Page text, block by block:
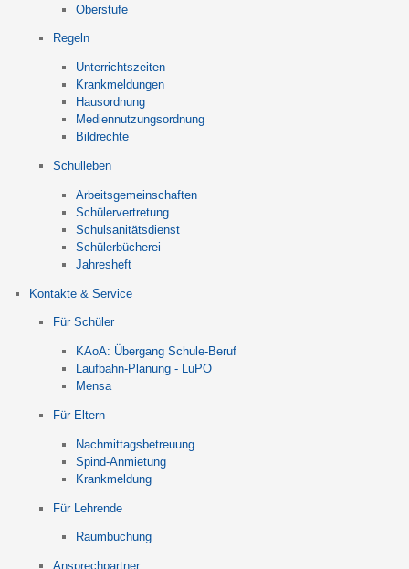
Oberstufe
Regeln
Unterrichtszeiten
Krankmeldungen
Hausordnung
Mediennutzungsordnung
Bildrechte
Schulleben
Arbeitsgemeinschaften
Schülervertretung
Schulsanitätsdienst
Schülerbücherei
Jahresheft
Kontakte & Service
Für Schüler
KAoA: Übergang Schule-Beruf
Laufbahn-Planung - LuPO
Mensa
Für Eltern
Nachmittagsbetreuung
Spind-Anmietung
Krankmeldung
Für Lehrende
Raumbuchung
Ansprechpartner